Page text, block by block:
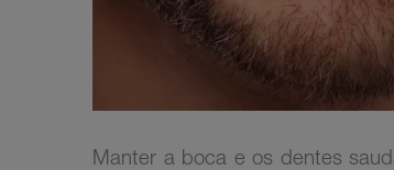
Manter a boca e os dentes